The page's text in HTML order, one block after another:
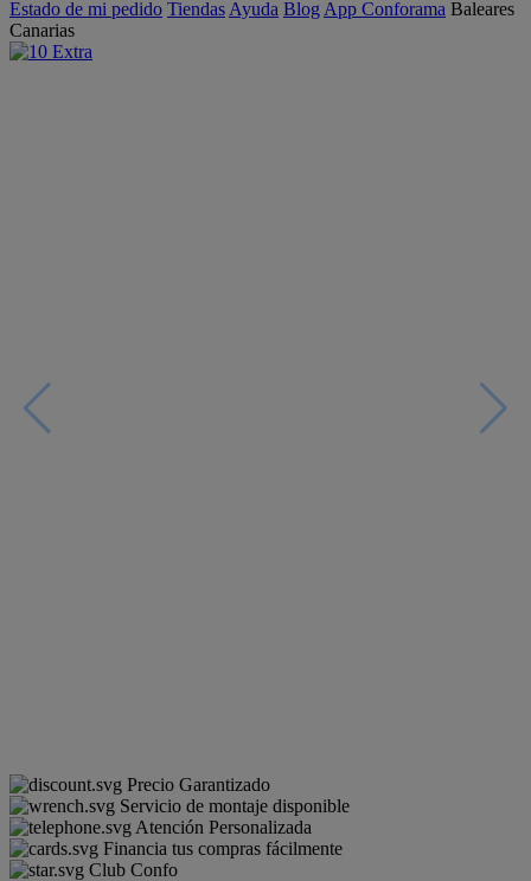
Estado de mi pedido Tiendas Ayuda Blog App Conforama Baleares
Canarias
Precio Garantizado
Servicio de montaje disponible
Atención Personalizada
Financia tus compras fácilmente
Club Confo